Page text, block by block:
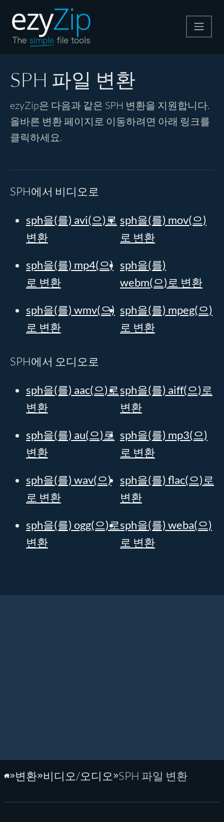
SPH 파일 변환
ezyZip은 다음과 같은 SPH 변환을 지원합니다.
올바른 변환 페이지로 이동하려면 아래 링크를
클릭하세요.
SPH에서 비디오로
sph을(를) avi(으)로
변환
sph을(를) mov(으)
로 변환
sph을(를) mp4(으)
로 변환
sph을(를)
webm(으)로 변환
sph을(를) wmv(으)
로 변환
sph을(를) mpeg(으)
로 변환
SPH에서 오디오로
sph을(를) aac(으)로
변환
sph을(를) aiff(으)로
변환
sph을(를) au(으)로
변환
sph을(를) mp3(으)
로 변환
sph을(를) wav(으)
로 변환
sph을(를) flac(으)로
변환
sph을(를) ogg(으)로
변환
sph을(를) weba(으)
로 변환
홈페이지
변환 비디오/오디오 SPH 파일 변환